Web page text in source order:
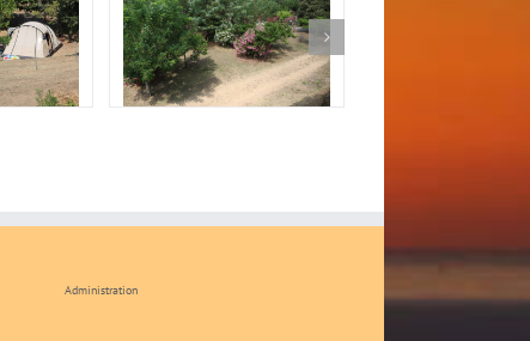
Administration